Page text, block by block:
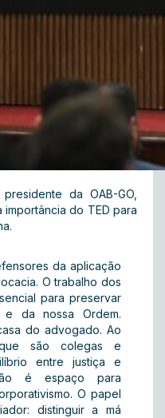
da OAB-GO,
importância do TED para
da aplicação
O trabalho dos
para preservar
da nossa Ordem.
do advogado. Ao
são colegas e
entre justiça e
é espaço para
O papel
distinguir a má